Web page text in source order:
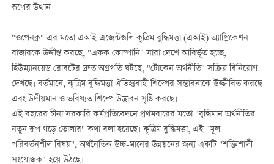
রূপের উত্থান
"ওপেনক্ল" এর মতো এআই এজেন্টগুলি কৃত্রিম বুদ্ধিমত্তা (এআই) অ্যাপ্লিকেশন
বাজারকে উদ্দীপ্ত করছে, "একক কোম্পানি" সারা দেশে আবির্ভূত হচ্ছে,
হিউম্যানয়েড রোবটের দ্রুত অগ্রগতি ঘটছে, "টোকেন অর্থনীতি" সক্রিয় বিনিয়োগ
দেখছে। বর্তমানে, কৃত্রিম বুদ্ধিমত্তা ঐতিহ্যবাহী শিল্পের সম্ভাবনাকে উজ্জীবিত করছে
এবং উদীয়মান ও ভবিষ্যত শিল্পে উদ্ভাবন সৃষ্টি করছে।
এই বছরের চীনা সরকারি কর্মপ্রতিবেদনে প্রথমবারের মতো "বুদ্ধিমান অর্থনীতির
নতুন রূপ গড়ে তোলার" কথা বলা হয়েছে। কৃত্রিম বুদ্ধিমত্তা, এই "মূল
পরিবর্তনশীল বিষয়", অর্থনৈতিক উচ্চ-মানের উন্নয়নের জন্য একটি "শক্তিশালী
সংযোজক" হয়ে উঠছে।